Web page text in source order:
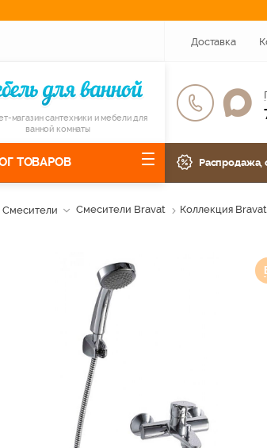
Доставка
магазин сантехники и мебели для
ванной комнаты
ТОВАРОВ Распродажа,
Смесители Смесители Bravat Коллекция